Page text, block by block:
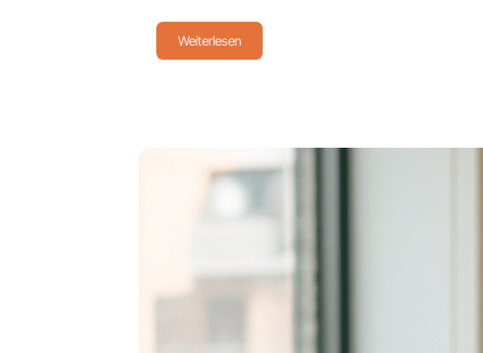
Weiterlesen